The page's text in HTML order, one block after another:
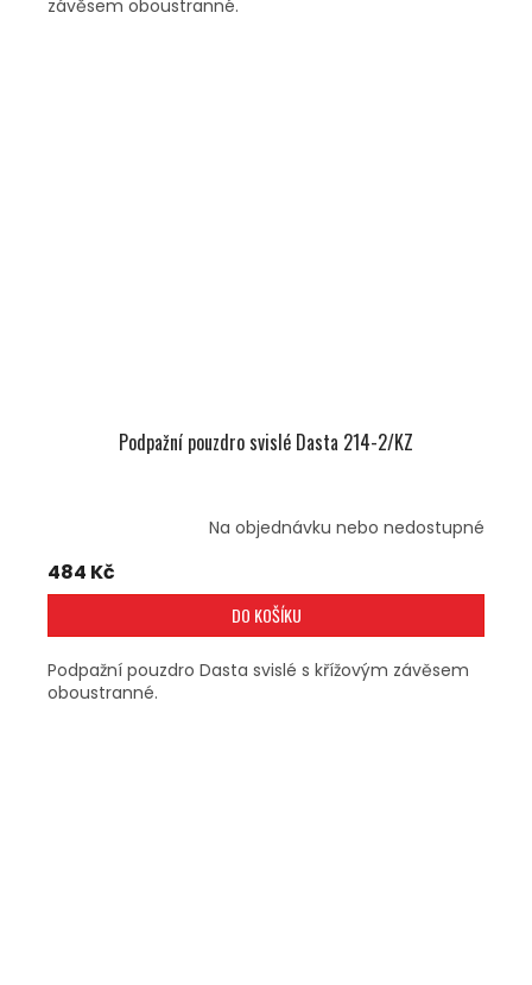
závěsem oboustranné.
Podpažní pouzdro svislé Dasta 214-2/KZ
Na objednávku nebo nedostupné
484 Kč
DO KOŠÍKU
Podpažní pouzdro Dasta svislé s křížovým závěsem
oboustranné.